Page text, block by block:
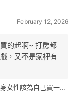
February 12, 2026
的起啊~ 打房都
，又不是家裡有
一間房？不只為了棲身，更是為人生買一份「選擇權」